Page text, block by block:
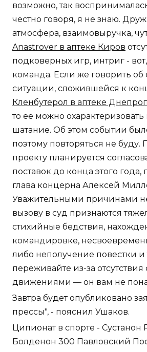
возможно, так
честно говоря, я не знаю.
атмосфера, взаимовыручка,
Anastrover в аптеке Киров
подковерных игр, интриг -
команда. Если же говорить
ситуации, сложившейся к
Кленбутерол в аптеке
то ее можно
шатание. Об этом событии
поэтому повторяться не
проекту планируется
поставок до конца этого года,
глава концерна Алексей
Уважительными причинами
вызову в суд признаются
стихийные бедствия,
командировке,
либо неполучение повестки и
переживайте из-за
движениями — он вам не
Завтра будет опубликовано
прессы", - пояснил Ушаков.
Ципионат в спорте - Сустанон
Болденон 300 Павловский